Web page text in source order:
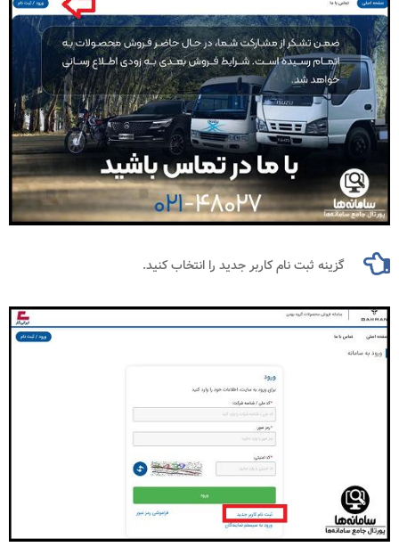
گزینه ثبت نام کاربر جدید را انتخاب کنید.